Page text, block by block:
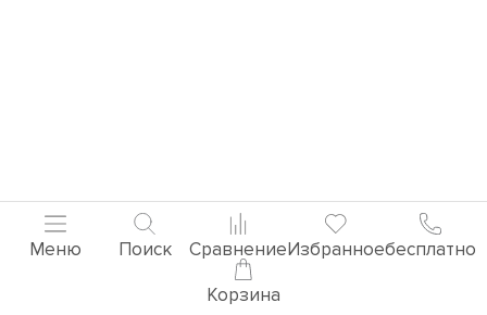
Меню Поиск СравнениеИзбранноебесплатно
Корзина